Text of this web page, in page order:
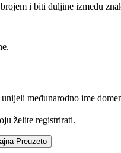
i biti duljine između
međunarodno ime
želite registrirati.
Preuzeto